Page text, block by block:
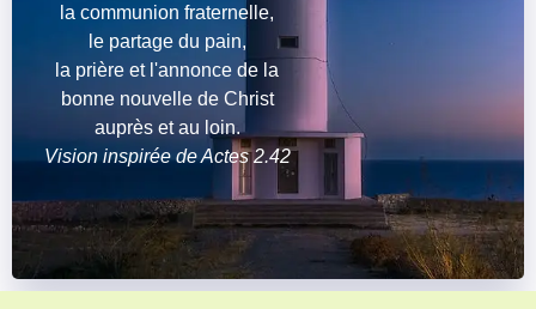
la communion fraternelle,
le partage du pain,
la prière et l'annonce de la
bonne nouvelle de Christ
auprès et au loin.
Vision inspirée de Actes 2.42